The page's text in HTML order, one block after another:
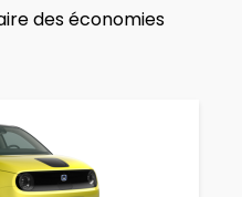
des économies